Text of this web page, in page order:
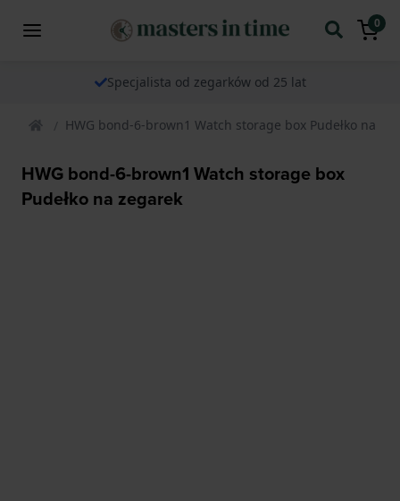
0
Specjalista od zegarków od 25 lat
HWG bond-6-brown1 Watch storage box Pudełko na
HWG bond-6-brown1 Watch storage box
Pudełko na zegarek